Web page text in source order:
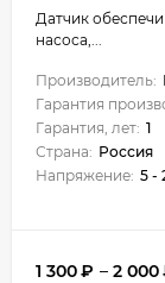
Датчик
насоса,...
Производитель:
Гарантия
Гарантия, лет: 1
Страна: Россия
Напряжение: 5 -
1 300₽ – 2 000